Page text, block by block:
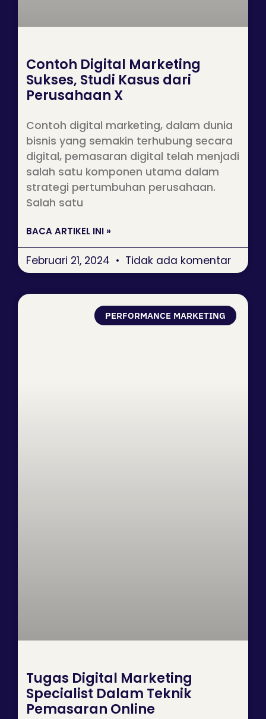
Contoh Digital Marketing
Sukses, Studi Kasus dari
Perusahaan X
Contoh digital marketing, dalam dunia
bisnis yang semakin terhubung secara
digital, pemasaran digital telah menjadi
salah satu komponen utama dalam
strategi pertumbuhan perusahaan.
Salah satu
BACA ARTIKEL INI »
Februari 21, 2024 Tidak ada komentar
PERFORMANCE MARKETING
Tugas Digital Marketing
Specialist Dalam Teknik
Pemasaran Online